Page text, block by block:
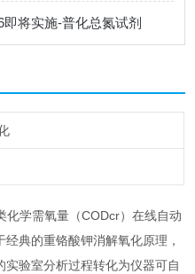
将实施-普化总氮试剂
化学需氧量（CODcr）在线自动
典的重铬酸钾消解氧化原理，
验室分析过程转化为仪器可自